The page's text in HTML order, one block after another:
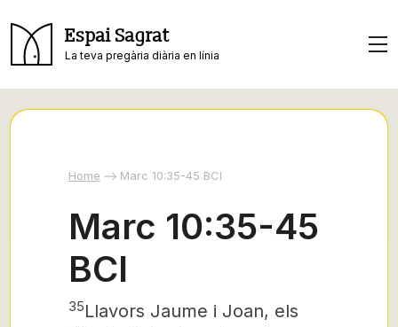
Espai Sagrat
La teva pregària diària en línia
Home Marc 10:35-45 BCI
Marc 10:35-45
BCI
35Llavors Jaume i Joan, els